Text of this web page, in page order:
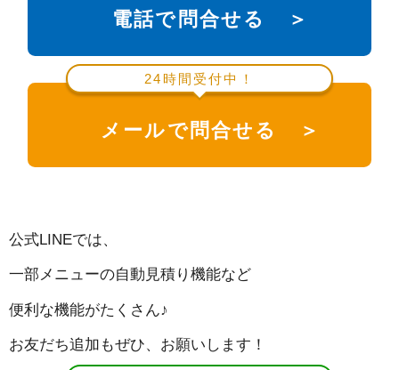
電話で問合せる ＞
24時間受付中！
メールで問合せる ＞
公式LINEでは、
一部メニューの自動見積り機能など
便利な機能がたくさん♪
お友だち追加もぜひ、お願いします！